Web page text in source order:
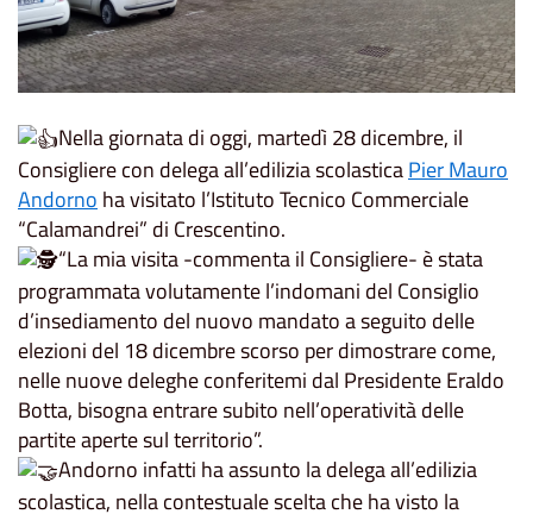
Nella giornata di oggi, martedì 28 dicembre, il
Consigliere con delega all’edilizia scolasticaPier Mauro
Andornoha visitato l’Istituto Tecnico Commerciale
“Calamandrei” di Crescentino.
“La mia visita -commenta il Consigliere- è stata
programmata volutamente l’indomani del Consiglio
d’insediamento del nuovo mandato a seguito delle
elezioni del 18 dicembre scorso per dimostrare come,
nelle nuove deleghe conferitemi dal Presidente Eraldo
Botta, bisogna entrare subito nell’operatività delle
partite aperte sul territorio”.
Andorno infatti ha assunto la delega all’edilizia
scolastica, nella contestuale scelta che ha visto la